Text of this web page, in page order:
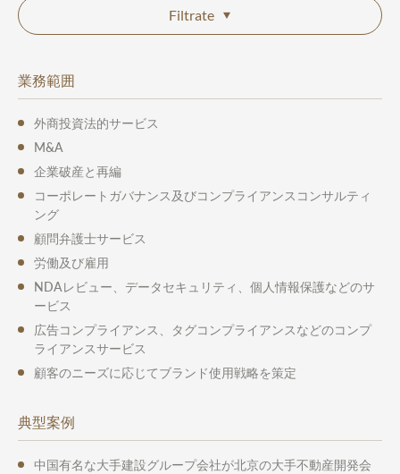
Filtrate
業務範囲
外商投資法的サービス
M&A
企業破産と再編
コーポレートガバナンス及びコンプライアンスコンサルティ
ング
顧問弁護士サービス
労働及び雇用
NDAレビュー、データセキュリティ、個人情報保護などのサ
ービス
広告コンプライアンス、タグコンプライアンスなどのコンプ
ライアンスサービス
顧客のニーズに応じてブランド使用戦略を策定
典型案例
中国有名な大手建設グループ会社が北京の大手不動産開発会